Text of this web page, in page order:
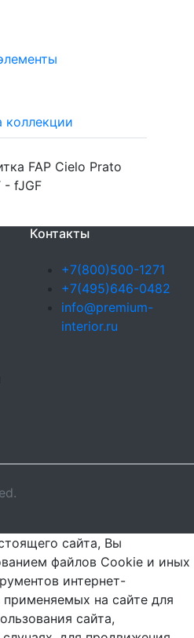
коллекции
FAP Cielo Prato
- fJGF
Контакты
+7(800)500-1271
+7(495)646-0482
info@premium-
interior.ru
сайта, Вы
файлов Cookie и иных
интернет-
на сайте для
сайта,